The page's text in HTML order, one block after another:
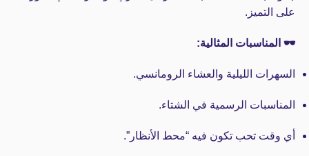
على التميز.
🕶️ المناسبات المثالية:
السهرات الليلية والعشاء الرومانسي.
المناسبات الرسمية في الشتاء.
أي وقت تحب تكون فيه “محط الأنظار”.